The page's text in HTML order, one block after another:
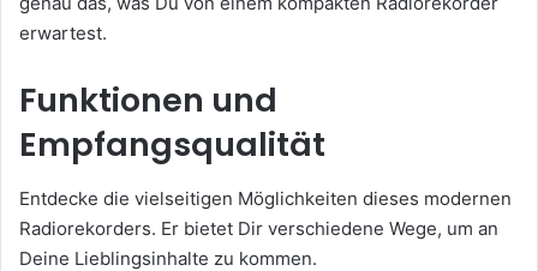
erwartest.
Funktionen und
Empfangsqualität
Entdecke die vielseitigen Möglichkeiten dieses modernen
Radiorekorders. Er bietet Dir verschiedene Wege, um an
Deine Lieblingsinhalte zu kommen.